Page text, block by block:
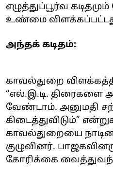
எழுத்துப்பூர்வ
உண்மை
அந்தக் கடிதம்:
காவல்துறை
“எல்.இ.டி. திரைகளை
வேண்டாம். அனுமதி
கிடைத்துவிடும்”
காவல்துறையை
குழுவினர்.
கோரிக்கை